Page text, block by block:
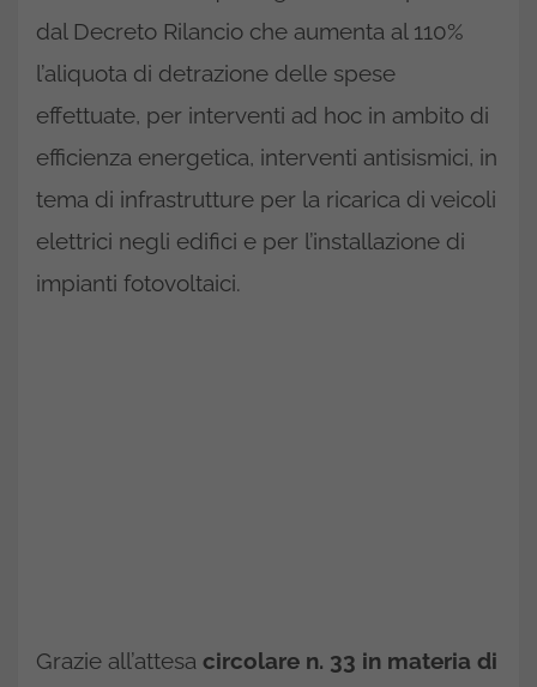
dal Decreto Rilancio che aumenta al 110%
l’aliquota di detrazione delle spese
effettuate, per interventi ad hoc in ambito di
efficienza energetica, interventi antisismici, in
tema di infrastrutture per la ricarica di veicoli
elettrici negli edifici e per l’installazione di
impianti fotovoltaici.
Grazie all’attesa circolare n. 33 in materia di